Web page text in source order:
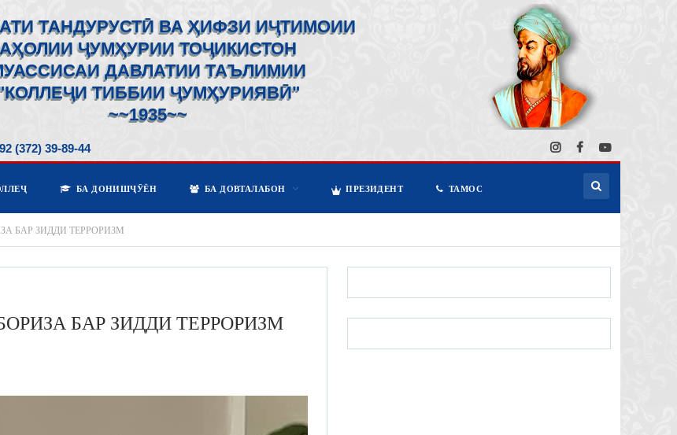
ТАНДУРУСТӢ ВА ҲИФЗИ ИҶТИМОИИ
АҲОЛИИ ҶУМҲУРИИ ТОҶИКИСТОН
ДАВЛАТИИ ТАЪЛИМИИ
ТИББИИ ҶУМҲУРИЯВӢ"
~~1935~~
(372) 39-89-44
БА ДОНИШҶӮЁН БА ДОВТАЛАБОН ПРЕЗИДЕНТ ТАМОС
БАР ЗИДДИ ТЕРРОРИЗМ
БАР ЗИДДИ ТЕРРОРИЗМ